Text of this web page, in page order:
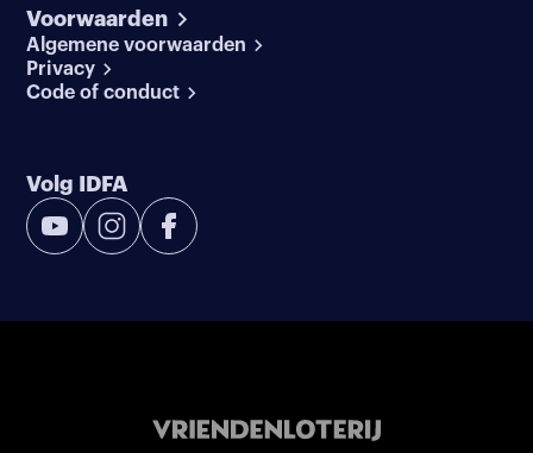
Voorwaarden
Algemene voorwaarden
Privacy
Code of conduct
Volg IDFA